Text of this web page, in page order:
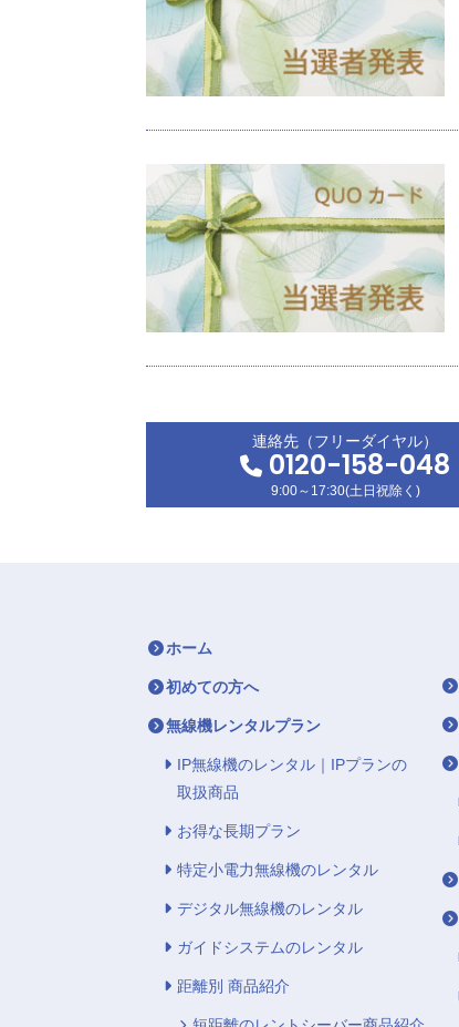
連絡先（フリーダイヤル）
0120-158-048
9:00～17:30(土日祝除く)
ホーム
初めての方へ
無線機レンタルプラン
IP無線機のレンタル｜IPプランの
取扱商品
お得な長期プラン
特定小電力無線機のレンタル
デジタル無線機のレンタル
ガイドシステムのレンタル
距離別 商品紹介